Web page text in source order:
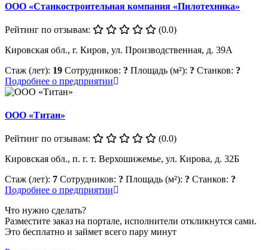
ООО «Станкостроительная компания «Пилотехника»
Рейтинг по отзывам:
(0.0)
Кировская обл., г. Киров, ул. Производственная, д. 39А
Стаж (лет): 19 Сотрудников: ? Площадь (м²): ? Станков: ?
Подробнее о предприятии
ООО «Титан»
Рейтинг по отзывам:
(0.0)
Кировская обл., п. г. т. Верхошижемье, ул. Кирова, д. 32Б
Стаж (лет): 7 Сотрудников: ? Площадь (м²): ? Станков: ?
Подробнее о предприятии
Что нужно сделать?
Разместите заказ на портале, исполнители откликнутся сами.
Это бесплатно и займет всего пару минут